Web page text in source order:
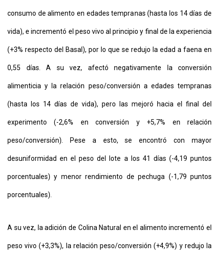
consumo de alimento en edades tempranas (hasta los 14 días de
vida), e incrementó el peso vivo al principio y final de la experiencia
(+3% respecto del Basal), por lo que se redujo la edad a faena en
0,55 días. A su vez, afectó negativamente la conversión
alimenticia y la relación peso/conversión a edades tempranas
(hasta los 14 días de vida), pero las mejoró hacia el final del
experimento (-2,6% en conversión y +5,7% en relación
peso/conversión). Pese a esto, se encontró con mayor
desuniformidad en el peso del lote a los 41 días (-4,19 puntos
porcentuales) y menor rendimiento de pechuga (-1,79 puntos
porcentuales).
A su vez, la adición de Colina Natural en el alimento incrementó el
peso vivo (+3,3%), la relación peso/conversión (+4,9%) y redujo la